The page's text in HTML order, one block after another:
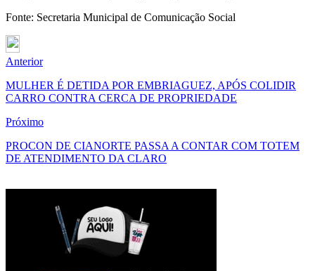
Fonte: Secretaria Municipal de Comunicação Social
Anterior
MULHER É DETIDA POR EMBRIAGUEZ, APÓS COLIDIR
CARRO CONTRA CERCA DE PROPRIEDADE
Próximo
PROCON DE CIANORTE PASSA A CONTAR COM TOTEM
DE ATENDIMENTO DA CLARO